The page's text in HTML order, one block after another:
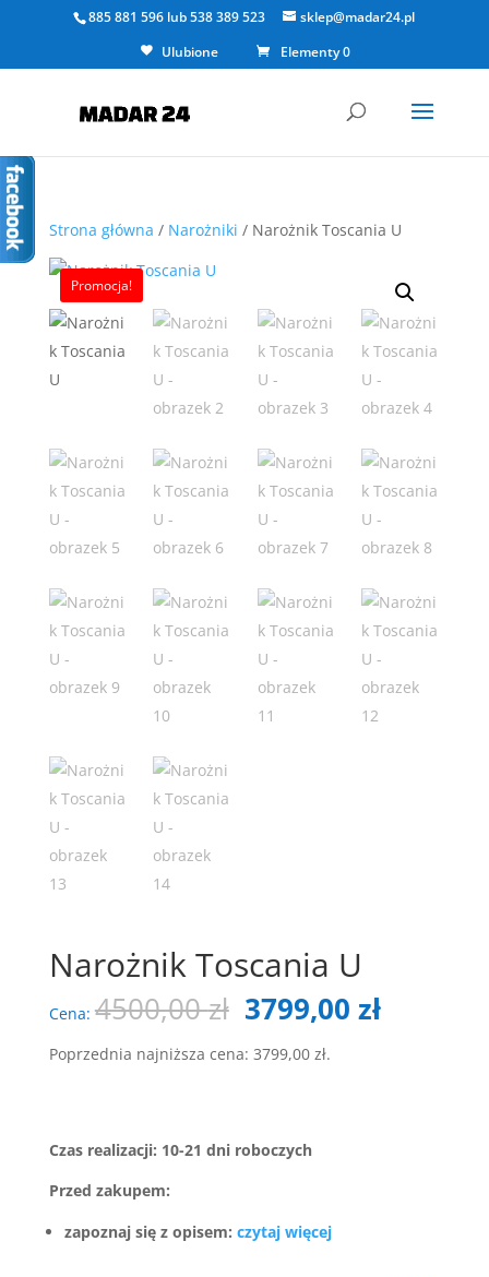
885 881 596 lub538 389 523
sklep@madar24.pl
Ulubione
Elementy 0
Strona główna / Narożniki / Narożnik Toscania U
Promocja!
Narożnik Toscania U
Cena: 4500,00zł Pierwotna
cena
wynosiła:
3799,00 zł
Poprzednia najniższa cena: 3799,00 zł.
Czas realizacji: 10-21 dni roboczych
Przed zakupem:
zapoznaj się z opisem: czytaj więcej